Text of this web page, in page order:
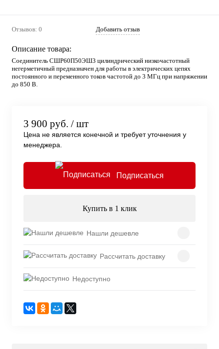
Отзывов: 0 Добавить отзыв
Описание товара:
Соединитель СШР60П50ЭШ3 цилиндрический низкочастотный
негерметичный предназначен для работы в электрических цепях
постоянного и переменного токов частотой до 3 МГц при напряжении
до 850 В.
3 900 руб. / шт
Цена не является конечной и требует уточнения у
менеджера.
Подписаться
Купить в 1 клик
Нашли дешевле
Рассчитать доставку
Недоступно